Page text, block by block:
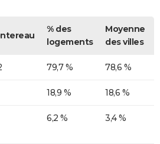
% des
logements
Moyenne
des villes
79,7 % 78,6 %
18,9 % 18,6 %
6,2 % 3,4 %